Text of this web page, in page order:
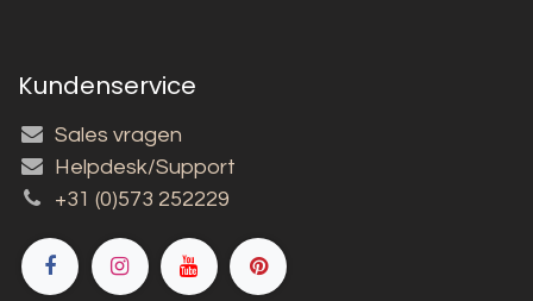
Kundenservice
Sales vragen
Helpdesk/Support
+31 (0)573 252229